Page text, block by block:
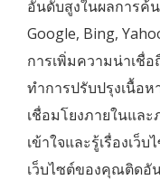
อันดับสูงในผลการค้
Google, Bing,
การเพิ่มความน่าเชื่
ทำการปรับปรุงเนื้อห
เชื่อมโยงภายในแล
เข้าใจและรู้เรื่องเ
เว็บไซต์ของคุณติดอั